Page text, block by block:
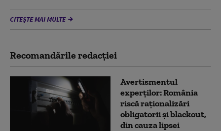
CITEȘTE MAI MULTE
Recomandările redacţiei
Avertismentul
experților: România
riscă raționalizări
obligatorii și blackout,
din cauza lipsei